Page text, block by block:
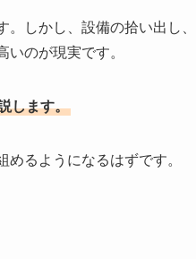
しかし、設備の拾い出し、
のが現実です。
します。
るようになるはずです。